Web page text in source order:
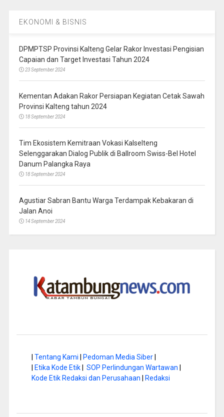
EKONOMI & BISNIS
DPMPTSP Provinsi Kalteng Gelar Rakor Investasi Pengisian
Capaian dan Target Investasi Tahun 2024
23 September 2024
Kementan Adakan Rakor Persiapan Kegiatan Cetak Sawah
Provinsi Kalteng tahun 2024
18 September 2024
Tim Ekosistem Kemitraan Vokasi Kalselteng
Selenggarakan Dialog Publik di Ballroom Swiss-Bel Hotel
Danum Palangka Raya
18 September 2024
Agustiar Sabran Bantu Warga Terdampak Kebakaran di
Jalan Anoi
14 September 2024
| Tentang Kami | Pedoman Media Siber|
| Etika Kode Etik| SOP Perlindungan Wartawan |
Kode Etik Redaksi dan Perusahaan | Redaksi